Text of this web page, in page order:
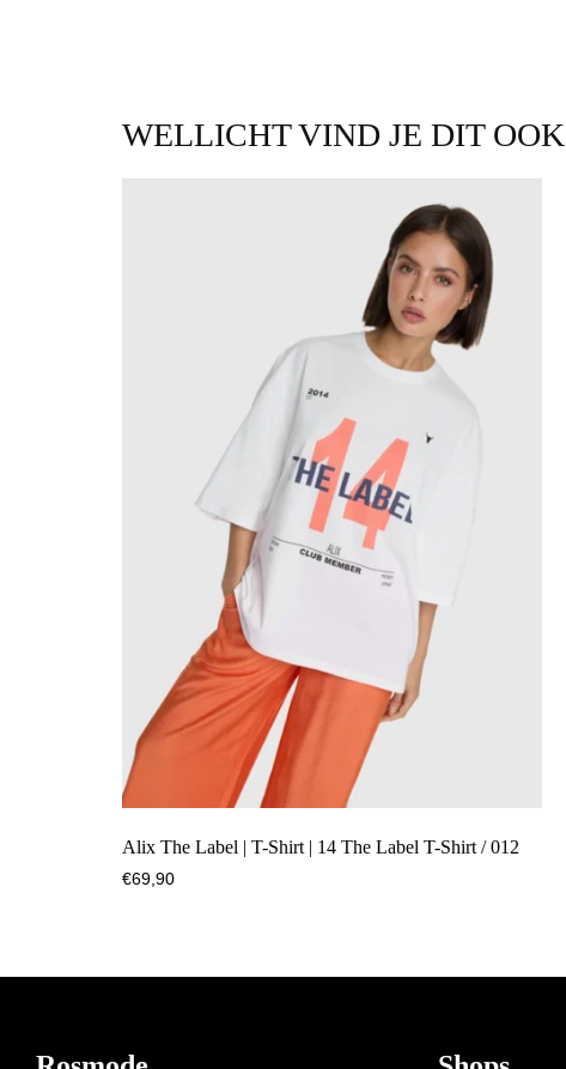
WELLICHT VIND JE DIT
Alix The Label | T-Shirt | 14 The Label T-Shirt / 012
€69,90